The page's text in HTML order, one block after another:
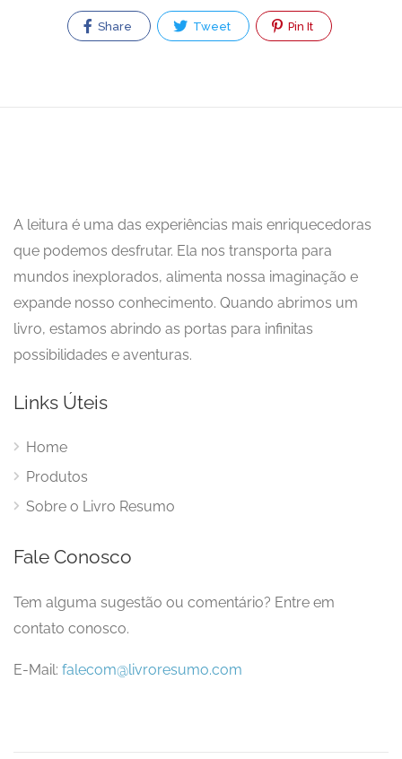
Share Tweet Pin It
A leitura é uma das experiências mais enriquecedoras
que podemos desfrutar. Ela nos transporta para
mundos inexplorados, alimenta nossa imaginação e
expande nosso conhecimento. Quando abrimos um
livro, estamos abrindo as portas para infinitas
possibilidades e aventuras.
Links Úteis
Home
Produtos
Sobre o Livro Resumo
Fale Conosco
Tem alguma sugestão ou comentário? Entre em
contato conosco.
E-Mail: falecom@livroresumo.com